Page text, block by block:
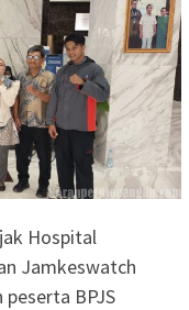
Hospital
Jamkeswatch
peserta BPJS